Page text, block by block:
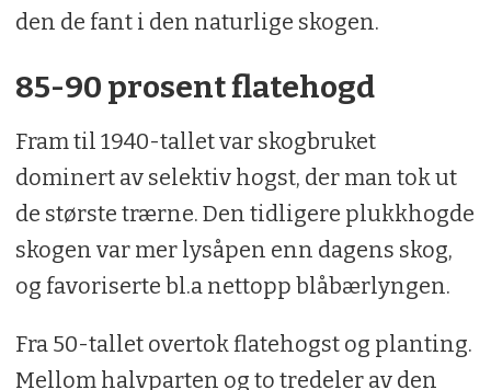
den de fant i den naturlige skogen.
85-90 prosent flatehogd
Fram til 1940-tallet var skogbruket
dominert av selektiv hogst, der man tok ut
de største trærne. Den tidligere plukkhogde
skogen var mer lysåpen enn dagens skog,
og favoriserte bl.a nettopp blåbærlyngen.
Fra 50-tallet overtok flatehogst og planting.
Mellom halvparten og to tredeler av den